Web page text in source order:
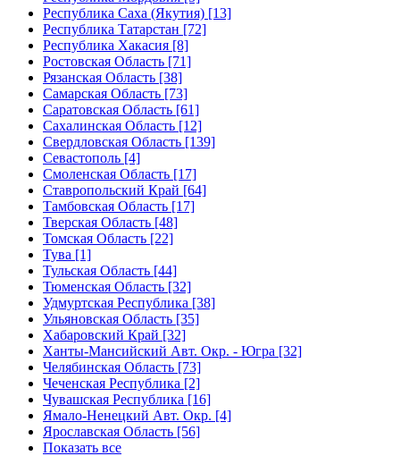
Республика Саха (Якутия) [13]
Республика Татарстан [72]
Республика Хакасия [8]
Ростовская Область [71]
Рязанская Область [38]
Самарская Область [73]
Саратовская Область [61]
Сахалинская Область [12]
Свердловская Область [139]
Севастополь [4]
Смоленская Область [17]
Ставропольский Край [64]
Тамбовская Область [17]
Тверская Область [48]
Томская Область [22]
Тува [1]
Тульская Область [44]
Тюменская Область [32]
Удмуртская Республика [38]
Ульяновская Область [35]
Хабаровский Край [32]
Ханты-Мансийский Авт. Окр. - Югра [32]
Челябинская Область [73]
Чеченская Республика [2]
Чувашская Республика [16]
Ямало-Ненецкий Авт. Окр. [4]
Ярославская Область [56]
Показать все